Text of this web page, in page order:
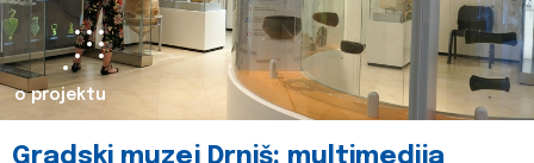
o projektu
Gradski muzej Drniš: multimedija